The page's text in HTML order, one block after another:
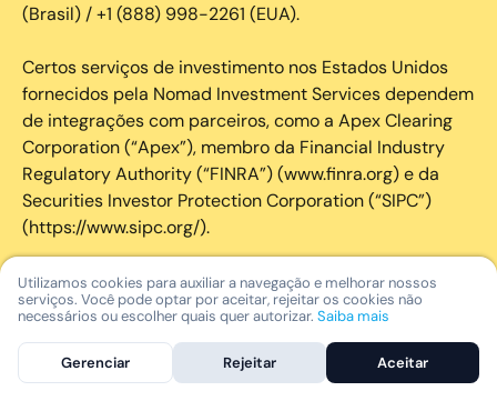
(Brasil) / +1 (888) 998-2261 (EUA).
Certos serviços de investimento nos Estados Unidos
fornecidos pela Nomad Investment Services dependem
de integrações com parceiros, como a Apex Clearing
Corporation (“Apex”), membro da Financial Industry
Regulatory Authority (“FINRA”) (www.finra.org) e da
Securities Investor Protection Corporation (“SIPC”)
(https://www.sipc.org/).
A SIPC protege os valores mobiliários de clientes de
seus membros em até US$ 250.000,00 para
disponível mediante solicitação ou em www.sipc.org. O
SIPC não protege contra perdas de mercado e não
Utilizamos cookies para auxiliar a navegação e melhorar nossos
serviços. Você pode optar por aceitar, rejeitar os cookies não
necessários ou escolher quais quer autorizar. Saiba mais
Gerenciar Rejeitar Aceitar